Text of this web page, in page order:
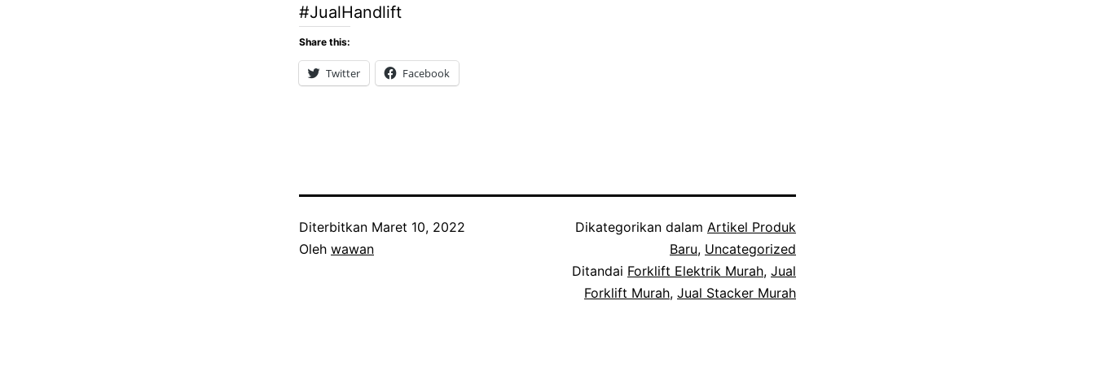
#JualHandlift
Share this:
Twitter Facebook
Diterbitkan Maret 10, 2022
Oleh wawan
Dikategorikan dalam Artikel Produk
Baru, Uncategorized
Ditandai Forklift Elektrik Murah, Jual
Forklift Murah, Jual Stacker Murah